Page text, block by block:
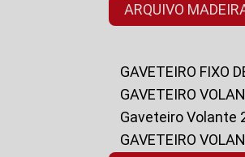
ARQUIVO
GAVETEIRO FIXO
GAVETEIRO
Gaveteiro
GAVETEIRO